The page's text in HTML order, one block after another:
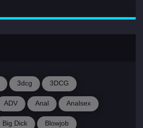
3dcg 3DCG
ADV Anal Analsex
Big Dick Blowjob